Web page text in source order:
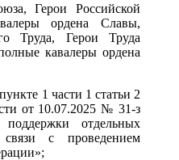
Герои Российской
ордена Славы,
Труда, Герои Труда
кавалеры ордена
1 части 1 статьи 2
от 10.07.2025 № 31-з
отдельных
с проведением